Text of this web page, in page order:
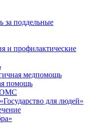
за поддельные
и профилактические
медпомощь
помощь
ОМС
для людей»